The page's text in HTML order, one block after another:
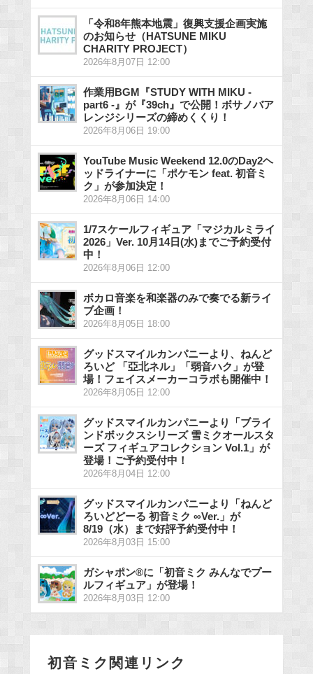
「令和8年熊本地震」復興支援企画実施
のお知らせ（HATSUNE MIKU
CHARITY PROJECT）
2026年8月07日 12:00
作業用BGM『STUDY WITH MIKU -
part6 -』が『39ch』で公開！ボサノバア
レンジシリーズの締めくくり！
2026年8月06日 19:00
YouTube Music Weekend 12.0のDay2ヘ
ッドライナーに「ポケモン feat. 初音ミ
ク」が参加決定！
2026年8月06日 14:00
1/7スケールフィギュア「マジカルミライ
2026」Ver. 10月14日(水)までご予約受付
中！
2026年8月06日 12:00
ボカロ音楽を和楽器のみで奏でる新ライ
ブ企画！
2026年8月05日 18:00
グッドスマイルカンパニーより、ねんど
ろいど 「亞北ネル」「弱音ハク」が登
場！フェイスメーカーコラボも開催中！
2026年8月05日 12:00
グッドスマイルカンパニーより「ブライ
ンドボックスシリーズ 雪ミクオールスタ
ーズ フィギュアコレクション Vol.1」が
登場！ご予約受付中！
2026年8月04日 12:00
グッドスマイルカンパニーより「ねんど
ろいどどーる 初音ミク ∞Ver.」が
8/19（水）まで好評予約受付中！
2026年8月03日 15:00
ガシャポン®に「初音ミク みんなでプー
ルフィギュア」が登場！
2026年8月03日 12:00
初音ミク関連リンク